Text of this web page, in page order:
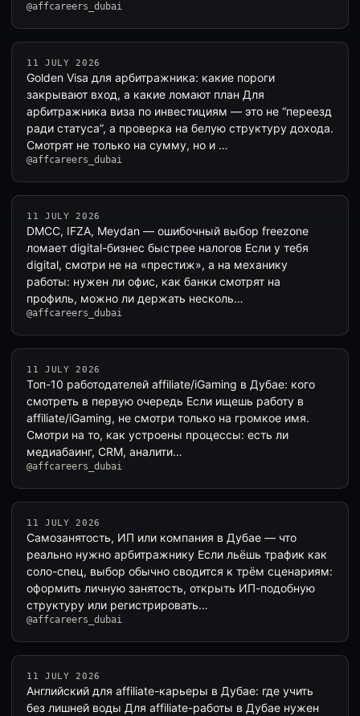
@affcareers_dubai
11 JULY 2026
Golden Visa для арбитражника: какие пороги
закрывают вход, а какие ломают план Для
арбитражника виза по инвестициям — это не “переезд
ради статуса”, а проверка на белую структуру дохода.
Смотрят не только на сумму, но и …
@affcareers_dubai
11 JULY 2026
DMCC, IFZA, Meydan — ошибочный выбор freezone
ломает digital-бизнес быстрее налогов Если у тебя
digital, смотри не на «престиж», а на механику
работы: нужен ли офис, как банки смотрят на
профиль, можно ли держать несколь…
@affcareers_dubai
11 JULY 2026
Топ-10 работодателей affiliate/iGaming в Дубае: кого
смотреть в первую очередь Если ищешь работу в
affiliate/iGaming, не смотри только на громкое имя.
Смотри на то, как устроены процессы: есть ли
медиабаинг, CRM, аналити…
@affcareers_dubai
11 JULY 2026
Самозанятость, ИП или компания в Дубае — что
реально нужно арбитражнику Если льёшь трафик как
соло-спец, выбор обычно сводится к трём сценариям:
оформить личную занятость, открыть ИП-подобную
структуру или регистрировать…
@affcareers_dubai
11 JULY 2026
Английский для affiliate-карьеры в Дубае: где учить
без лишней воды Для affiliate-работы в Дубае нужен